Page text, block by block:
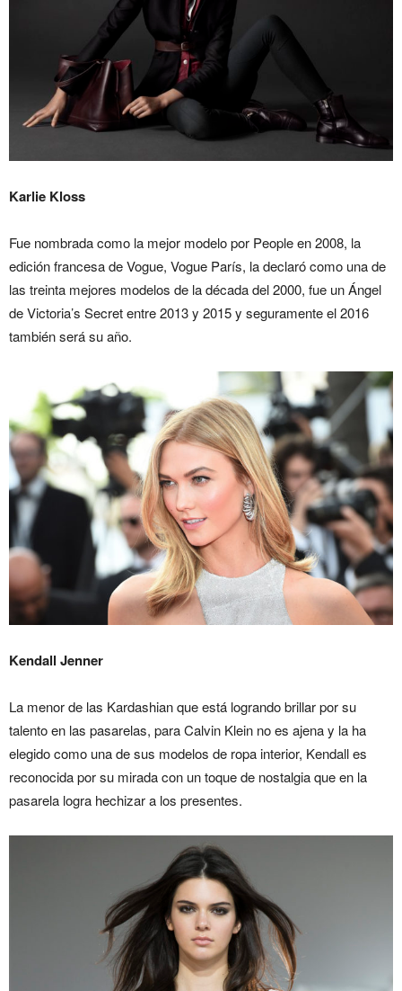
Karlie Kloss
Fue nombrada como la mejor modelo por People en 2008, la
edición francesa de Vogue, Vogue París, la declaró como una de
las treinta mejores modelos de la década del 2000, fue un Ángel
de Victoria’s Secret entre 2013 y 2015 y seguramente el 2016
también será su año.
Kendall Jenner
La menor de las Kardashian que está logrando brillar por su
talento en las pasarelas, para Calvin Klein no es ajena y la ha
elegido como una de sus modelos de ropa interior, Kendall es
reconocida por su mirada con un toque de nostalgia que en la
pasarela logra hechizar a los presentes.